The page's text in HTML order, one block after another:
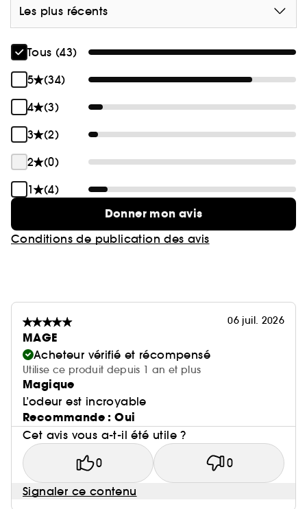
Les plus récents
Tous (43)
5
(34)
4
(3)
3
(2)
2
(0)
1
(4)
Donner mon avis
Conditions de publication des avis
06 juil. 2026
MAGE
Acheteur vérifié et récompensé
Utilise ce produit depuis 1 an et plus
Magique
L’odeur est incroyable
Recommande : Oui
Cet avis vous a-t-il été utile ?
0 0
Signaler ce contenu